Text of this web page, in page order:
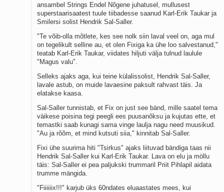
ansambel Strings Endel Nõgene juhatusel, mullusest
superstaarisaatest tuule tiibadesse saanud Karl-Erik Taukar ja
Smilersi solist Hendrik Sal-Saller.
"Te võib-olla mõtlete, kes see nolk siin laval veel on, aga mul
on tegelikult selline au, et olen Fixiga ka ühe loo salvestanud,"
teatab Karl-Erik Taukar, viidates hiljuti välja tulnud laulule
"Magus valu".
Selleks ajaks aga, kui teine külalissolist, Hendrik Sal-Saller,
lavale astub, on muide lavaesine paksult rahvast täis. Ja
elatakse kaasa.
Sal-Saller tunnistab, et Fix on just see bänd, mille saatel tema
väikese poisina tegi peegli ees puusanõksu ja kujutas ette, et
temastki saab kunagi sama vinge laulja nagu need muusikud.
"Au ja rõõm, et mind kutsuti siia," kinnitab Sal-Saller.
Fixi ühe suurima hiti "Tsirkus" ajaks liituvad bändiga taas nii
Hendrik Sal-Saller kui Karl-Erik Taukar. Lava on elu ja möllu
täis: Sal-Saller ei pea paljukski trummaril Priit Pihlapil aidata
trumme mängida.
"Fiiiiiix!!!" karjub üks 60ndates eluaastates mees, kui